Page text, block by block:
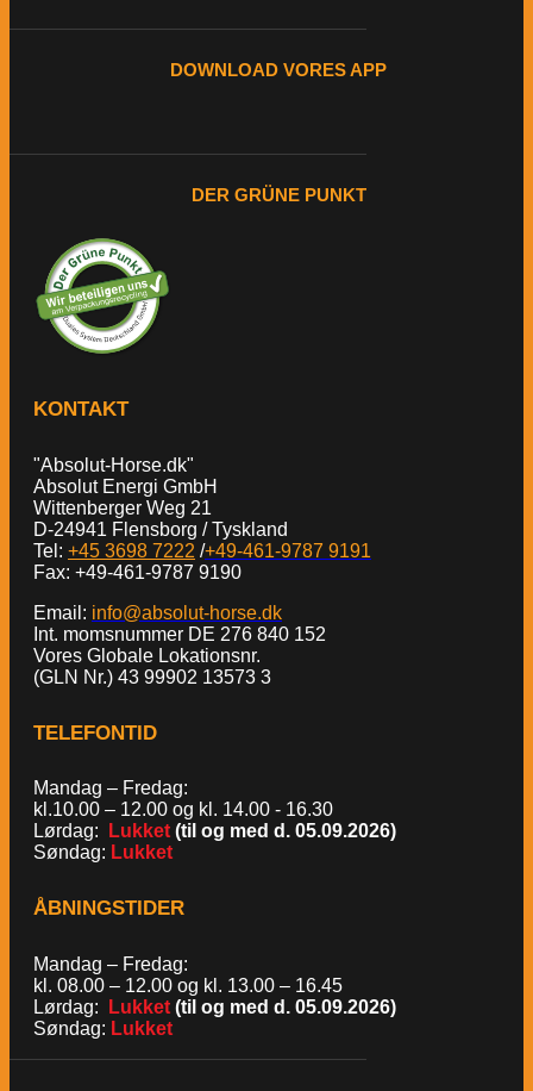
DOWNLOAD VORES APP
DER GRÜNE PUNKT
KONTAKT
"Absolut-Horse.dk"
Absolut Energi GmbH
Wittenberger Weg 21
D-24941 Flensborg / Tyskland
Tel: +45 3698 7222 /+49-461-9787 9191
Fax: +49-461-9787 9190
Email: info@absolut-horse.dk
Int. momsnummer DE 276 840 152
Vores Globale Lokationsnr.
(GLN Nr.) 43 99902 13573 3
TELEFONTID
Mandag – Fredag:
kl.10.00 – 12.00 og kl. 14.00 - 16.30
Lørdag:
Lukket (til og med d. 05.09.2026)
Søndag: Lukket
ÅBNINGSTIDER
Mandag – Fredag:
kl. 08.00 – 12.00 og kl. 13.00 – 16.45
Lørdag:
Lukket (til og med d. 05.09.2026)
Søndag: Lukket